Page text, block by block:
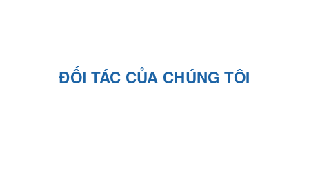
ĐỐI TÁC CỦA CHÚNG TÔI